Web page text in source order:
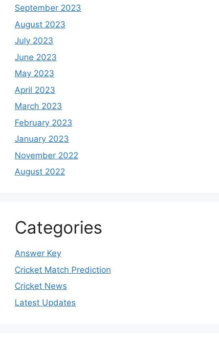
September 2023
August 2023
July 2023
June 2023
May 2023
April 2023
March 2023
February 2023
January 2023
November 2022
August 2022
Categories
Answer Key
Cricket Match Prediction
Cricket News
Latest Updates